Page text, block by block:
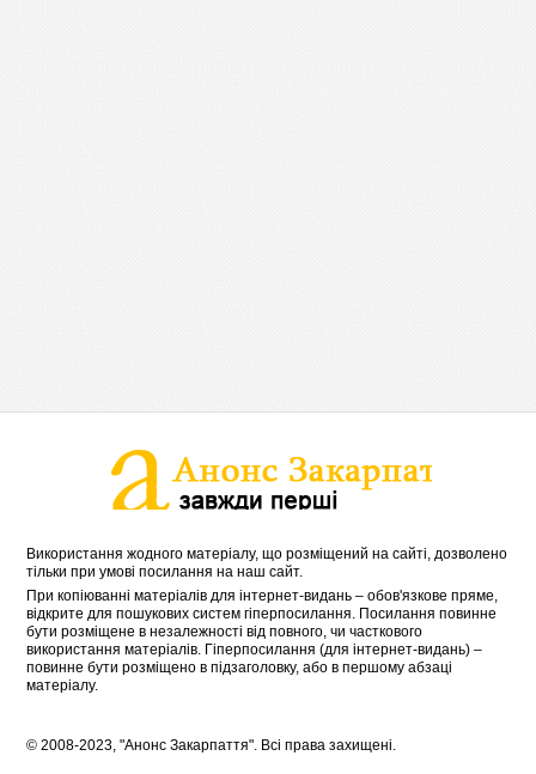
Використання жодного матеріалу, що розміщений на сайті, дозволено
тільки при умові посилання на наш сайт.
При копіюванні матеріалів для інтернет-видань – обов'язкове пряме,
відкрите для пошукових систем гіперпосилання. Посилання повинне
бути розміщене в незалежності від повного, чи часткового
використання матеріалів. Гіперпосилання (для інтернет-видань) –
повинне бути розміщено в підзаголовку, або в першому абзаці
матеріалу.
© 2008-2023, "Анонс Закарпаття". Всі права захищені.